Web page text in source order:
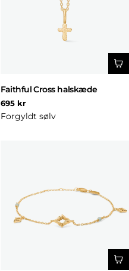
Faithful Cross halskæde
Normal
pris
695 kr
Forgyldt sølv